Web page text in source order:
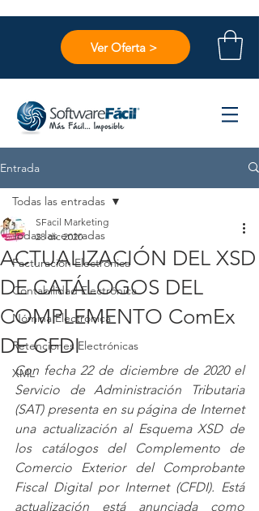
Ver Oferta >
Entrada
Todas las entradas
Facturación Electrónica
Contabilidad Electrónica
Nómina Electrónica
Retenciones Electrónicas
XML
Todas las entradas
ACTUALIZACIÓN DEL XSD
DE CATÁLOGOS DEL
COMPLEMENTO ComEx
DE CFDI
SFacil Marketing
28 dic 2020
Con fecha 22 de diciembre de 2020 el
Servicio de Administración Tributaria
(SAT) presenta en su página de Internet
una actualización al Esquema XSD de
los catálogos del Complemento de
Comercio Exterior del Comprobante
Fiscal Digital por Internet (CFDI). Está
actualización está anunciada como